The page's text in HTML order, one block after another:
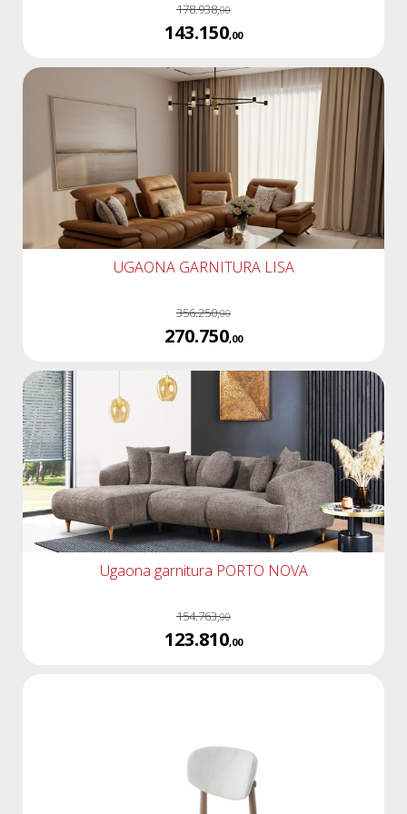
178.938,00
143.150,00
UGAONA GARNITURA LISA
356.250,00
270.750,00
Ugaona garnitura PORTO NOVA
154.763,00
123.810,00